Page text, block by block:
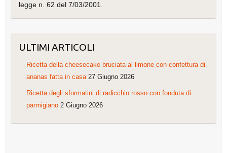
legge n. 62 del 7/03/2001.
ULTIMI ARTICOLI
Ricetta della cheesecake bruciata al limone con confettura di
ananas fatta in casa 27 Giugno 2026
Ricetta degli sformatini di radicchio rosso con fonduta di
parmigiano 2 Giugno 2026